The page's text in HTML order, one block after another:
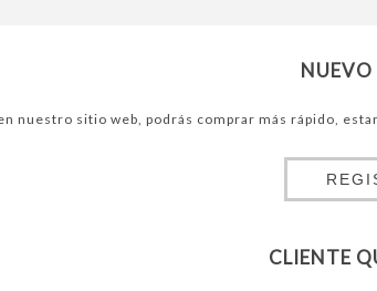
NUEVO
nuestro sitio web, podrás comprar más rápido,
CLIENTE